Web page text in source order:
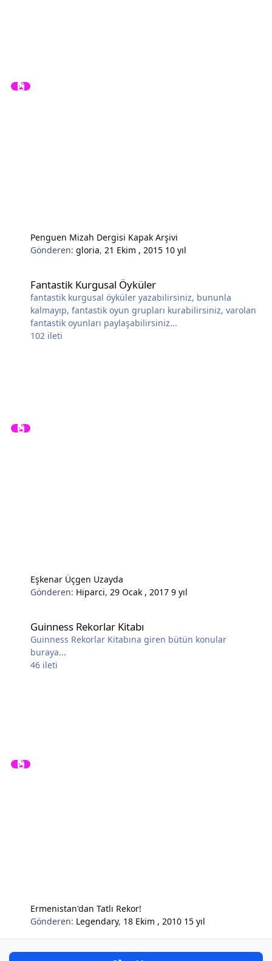
Penguen Mizah Dergisi Kapak Arşivi
Gönderen:gloria, 21 Ekim , 2015 10 yıl
Fantastik Kurgusal Öyküler
fantastik kurgusal öyküler yazabilirsiniz, bununla
kalmayıp, fantastik oyun grupları kurabilirsiniz, varolan
fantastik oyunları paylaşabilirsiniz...
102 ileti
Eşkenar Üçgen Uzayda
Gönderen: Hiparci, 29 Ocak , 20179 yıl
Guinness Rekorlar Kitabı
Guinness Rekorlar Kitabına giren bütün konular
buraya...
46 ileti
Ermenistan'dan Tatlı Rekor!
Gönderen: Legendary, 18 Ekim , 2010 15 yıl